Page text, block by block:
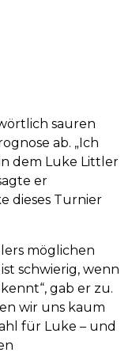
sauren
ab. „Ich
dem Luke Littler
er
dieses Turnier
möglichen
schwierig, wenn
gab er zu.
wir uns kaum
für Luke – und